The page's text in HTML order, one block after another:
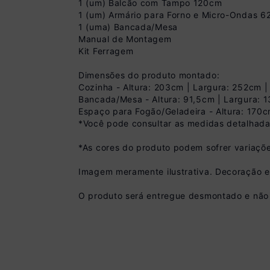
Pix
(10% de desconto)
1 (um) Balcão com Tampo 120cm
1 (um) Armário para Forno e Micro-Ondas
1 (uma) Bancada/Mesa
Manual de Montagem
Kit Ferragem
Dimensões do produto montado:
Cozinha - Altura: 203cm | Largura: 252cm
Bancada/Mesa - Altura: 91,5cm | Largura:
Espaço para Fogão/Geladeira - Altura:
*Você pode consultar as medidas
*As cores do produto podem sofrer
Imagem meramente ilustrativa. Decoração
O produto será entregue desmontado e